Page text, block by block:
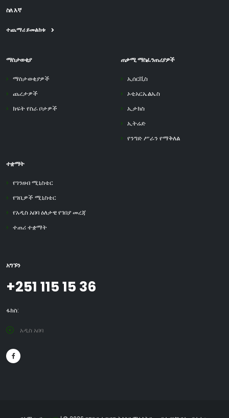
ስለ እኛ
ተጨማሪ ይመልከቱ
ማስታወቂያ
ማስታወቂያዎች
ጨረታዎች
ክፍት የስራ ቦታዎች
ጠቃሚ ማስፈንጠሪያዎች
ኢሰርቪስ
ኦቲአርኤልኤስ
ኢታክስ
ኢትሬድ
የንግድ ሥራን የማቅለል
ተቋማት
የገንዘብ ሚኒስቴር
የገቢዎች ሚኒስቴር
የአዲስ አበባ ዕለታዊ የገበያ መረጃ
ተጠሪ ተቋማት
አግኙን
+251 115 15 36
ፋክስ:
አዲስ አበባ